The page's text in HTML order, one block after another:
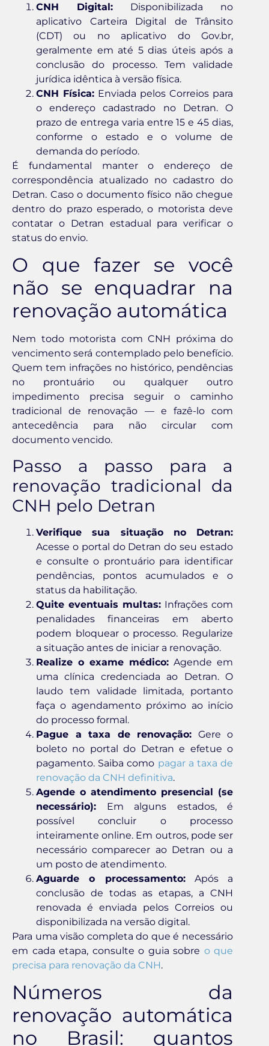
CNH Digital: Disponibilizada no
aplicativo Carteira Digital de Trânsito
(CDT) ou no aplicativo do Gov.br,
geralmente em até 5 dias úteis após a
conclusão do processo. Tem validade
jurídica idêntica à versão física.
CNH Física: Enviada pelos Correios para
o endereço cadastrado no Detran. O
prazo de entrega varia entre 15 e 45 dias,
conforme o estado e o volume de
demanda do período.
É fundamental manter o endereço de
correspondência atualizado no cadastro do
Detran. Caso o documento físico não chegue
dentro do prazo esperado, o motorista deve
contatar o Detran estadual para verificar o
status do envio.
O que fazer se você
não se enquadrar na
renovação automática
Nem todo motorista com CNH próxima do
vencimento será contemplado pelo benefício.
Quem tem infrações no histórico, pendências
no prontuário ou qualquer outro
impedimento precisa seguir o caminho
tradicional de renovação — e fazê-lo com
antecedência para não circular com
documento vencido.
Passo a passo para a
renovação tradicional da
CNH pelo Detran
Verifique sua situação no Detran:
Acesse o portal do Detran do seu estado
e consulte o prontuário para identificar
pendências, pontos acumulados e o
status da habilitação.
Quite eventuais multas: Infrações com
penalidades financeiras em aberto
podem bloquear o processo. Regularize
a situação antes de iniciar a renovação.
Realize o exame médico: Agende em
uma clínica credenciada ao Detran. O
laudo tem validade limitada, portanto
faça o agendamento próximo ao início
do processo formal.
Pague a taxa de renovação: Gere o
boleto no portal do Detran e efetue o
pagamento. Saiba como pagar a taxa de
renovação da CNH definitiva.
Agende o atendimento presencial (se
necessário): Em alguns estados, é
possível concluir o processo
inteiramente online. Em outros, pode ser
necessário comparecer ao Detran ou a
um posto de atendimento.
Aguarde o processamento:Após a
conclusão de todas as etapas, a CNH
renovada é enviada pelos Correios ou
disponibilizada na versão digital.
Para uma visão completa do que é necessário
em cada etapa, consulte o guia sobre o que
precisa para renovação da CNH.
Números da
renovação automática
no Brasil: quantos